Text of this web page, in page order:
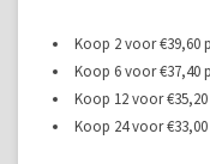
Koop 2 voor €39,60
Koop 6 voor €37,40
Koop 12 voor
Koop 24 voor